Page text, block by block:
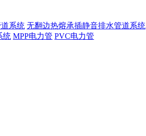
系统 无翻边热熔承插静音排水管道系统
统 MPP电力管 PVC电力管